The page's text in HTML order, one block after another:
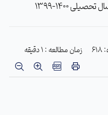
زمان مطالعه : 1 دقیقه